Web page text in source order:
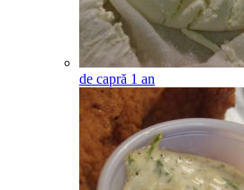
de capră 1 an